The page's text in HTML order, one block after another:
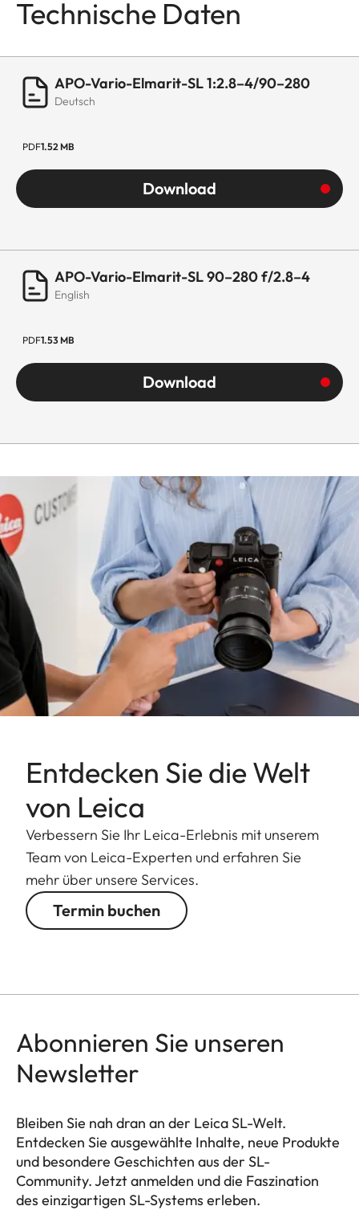
Innengewinde für Filter
E82
Länge bis Bajonettauflage
Größter Durchmesser
88 mm
Gewicht
1.710 g
Technische Daten
APO-Vario-Elmarit-SL 1:2.8–4/90–280
Deutsch
PDF1.52 MB
Download
APO-Vario-Elmarit-SL 90–280 f/2.8–4
English
PDF1.53 MB
Download
Entdecken Sie die Welt
von Leica
Verbessern Sie Ihr Leica-Erlebnis mit unserem
Team von Leica-Experten und erfahren Sie
mehr über unsere Services.
Termin buchen
Abonnieren Sie unseren
Newsletter
Bleiben Sie nah dran an der Leica SL-Welt.
Entdecken Sie ausgewählte Inhalte, neue Produkte
und besondere Geschichten aus der SL-
Community. Jetzt anmelden und die Faszination
des einzigartigen SL-Systems erleben.